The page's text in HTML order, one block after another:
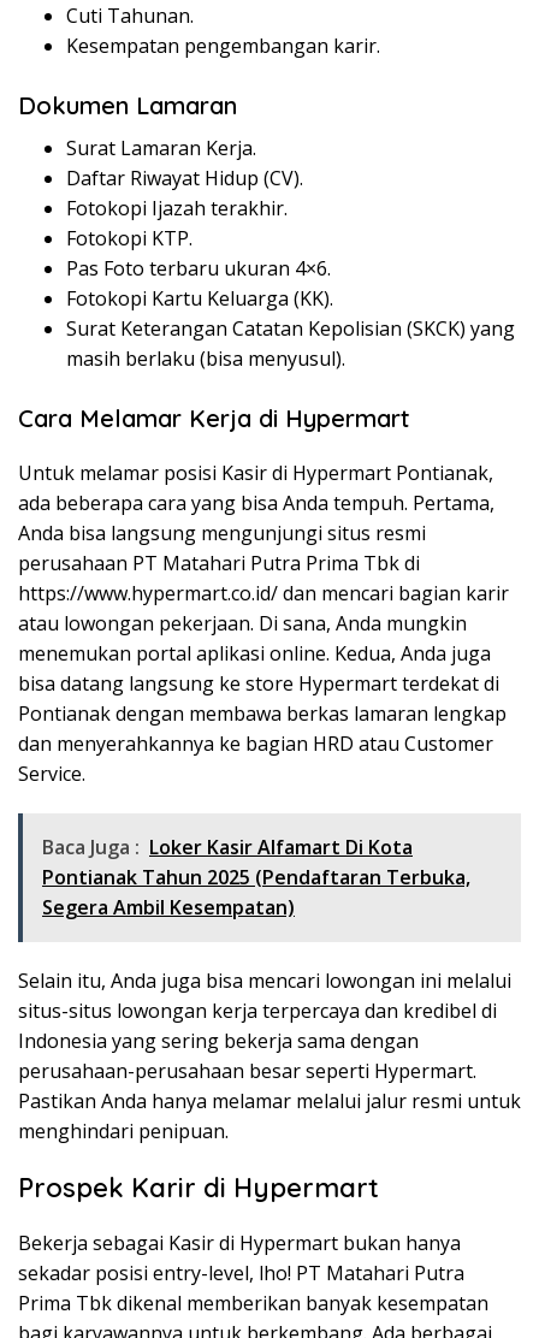
Cuti Tahunan.
Kesempatan pengembangan karir.
Dokumen Lamaran
Surat Lamaran Kerja.
Daftar Riwayat Hidup (CV).
Fotokopi Ijazah terakhir.
Fotokopi KTP.
Pas Foto terbaru ukuran 4×6.
Fotokopi Kartu Keluarga (KK).
Surat Keterangan Catatan Kepolisian (SKCK) yang
masih berlaku (bisa menyusul).
Cara Melamar Kerja di Hypermart
Untuk melamar posisi Kasir di Hypermart Pontianak,
ada beberapa cara yang bisa Anda tempuh. Pertama,
Anda bisa langsung mengunjungi situs resmi
perusahaan PT Matahari Putra Prima Tbk di
https://www.hypermart.co.id/dan mencari bagian karir
atau lowongan pekerjaan. Di sana, Anda mungkin
menemukan portal aplikasi online. Kedua, Anda juga
bisa datang langsung ke store Hypermart terdekat di
Pontianak dengan membawa berkas lamaran lengkap
dan menyerahkannya ke bagian HRD atau Customer
Service.
Baca Juga : Loker Kasir Alfamart Di Kota
Pontianak Tahun 2025 (Pendaftaran Terbuka,
Segera Ambil Kesempatan)
Selain itu, Anda juga bisa mencari lowongan ini melalui
situs-situs lowongan kerja terpercaya dan kredibel di
Indonesia yang sering bekerja sama dengan
perusahaan-perusahaan besar seperti Hypermart.
Pastikan Anda hanya melamar melalui jalur resmi untuk
menghindari penipuan.
Prospek Karir di Hypermart
Bekerja sebagai Kasir di Hypermart bukan hanya
sekadar posisi entry-level, lho! PT Matahari Putra
Prima Tbk dikenal memberikan banyak kesempatan